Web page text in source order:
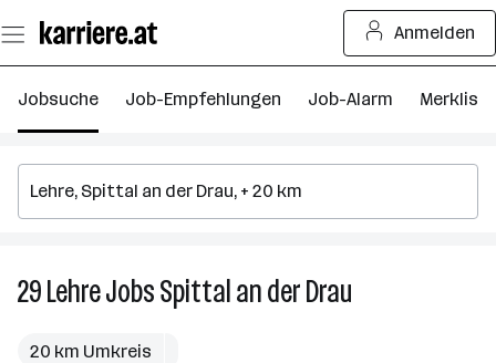
Seiteninhalt
springen
Anmelden
Jobsuche Job-Empfehlungen Job-Alarm Merkliste
29LehreJobsSpittal an der Drau
20 km Umkreis